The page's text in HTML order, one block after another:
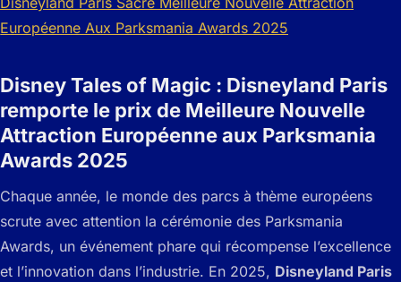
Disney Tales of Magic : Disneyland Paris
remporte le prix de Meilleure Nouvelle
Attraction Européenne aux Parksmania
Awards 2025
Chaque année, le monde des parcs à thème européens
scrute avec attention la cérémonie des Parksmania
Awards, un événement phare qui récompense l’excellence
et l’innovation dans l’industrie. En 2025, Disneyland Paris